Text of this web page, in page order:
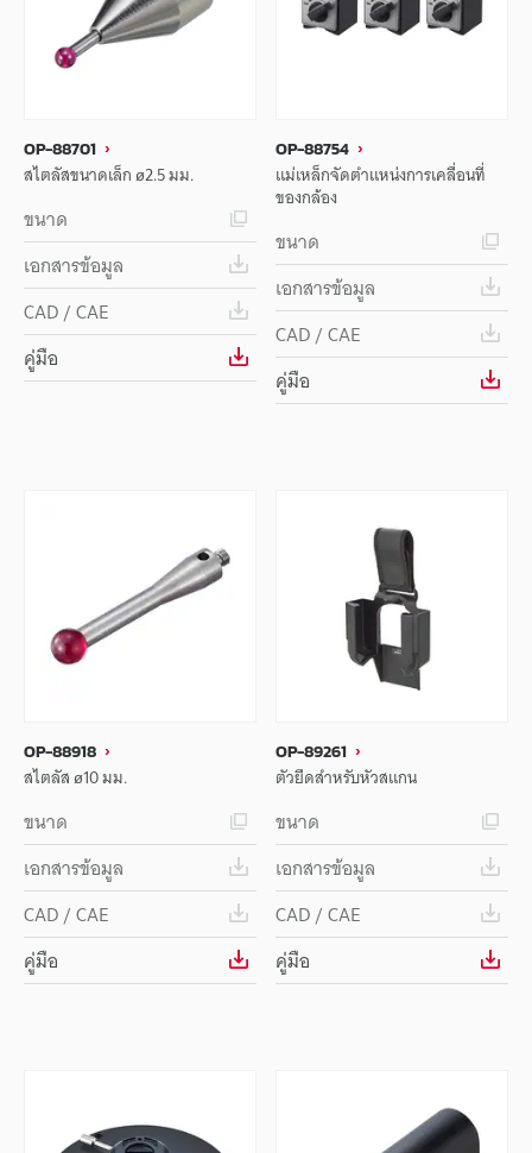
OP-88701
สไตลัสขนาดเล็ก ø2.5 มม.
ขนาด
เอกสารข้อมูล
CAD / CAE
คู่มือ
OP-88754
แม่เหล็กจัดตำแหน่งการเคลื่อนที่
ของกล้อง
ขนาด
เอกสารข้อมูล
CAD / CAE
คู่มือ
OP-88918
สไตลัส ø10 มม.
ขนาด
เอกสารข้อมูล
CAD / CAE
คู่มือ
OP-89261
ตัวยึดสำหรับหัวสแกน
ขนาด
เอกสารข้อมูล
CAD / CAE
คู่มือ